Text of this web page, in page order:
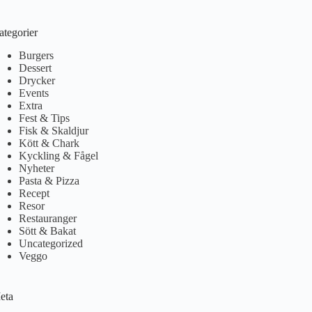
Burgers
Dessert
Drycker
Events
Extra
Fest & Tips
Fisk & Skaldjur
Kött & Chark
Kyckling & Fågel
Nyheter
Pasta & Pizza
Recept
Resor
Restauranger
Sött & Bakat
Uncategorized
Veggo